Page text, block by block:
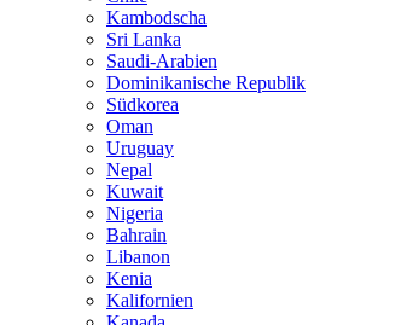
Kambodscha
Sri Lanka
Saudi-Arabien
Dominikanische Republik
Südkorea
Oman
Uruguay
Nepal
Kuwait
Nigeria
Bahrain
Libanon
Kenia
Kalifornien